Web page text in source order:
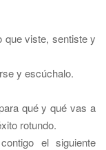
que viste, sentiste y
y escúchalo.
qué y qué vas a
rotundo.
el siguiente